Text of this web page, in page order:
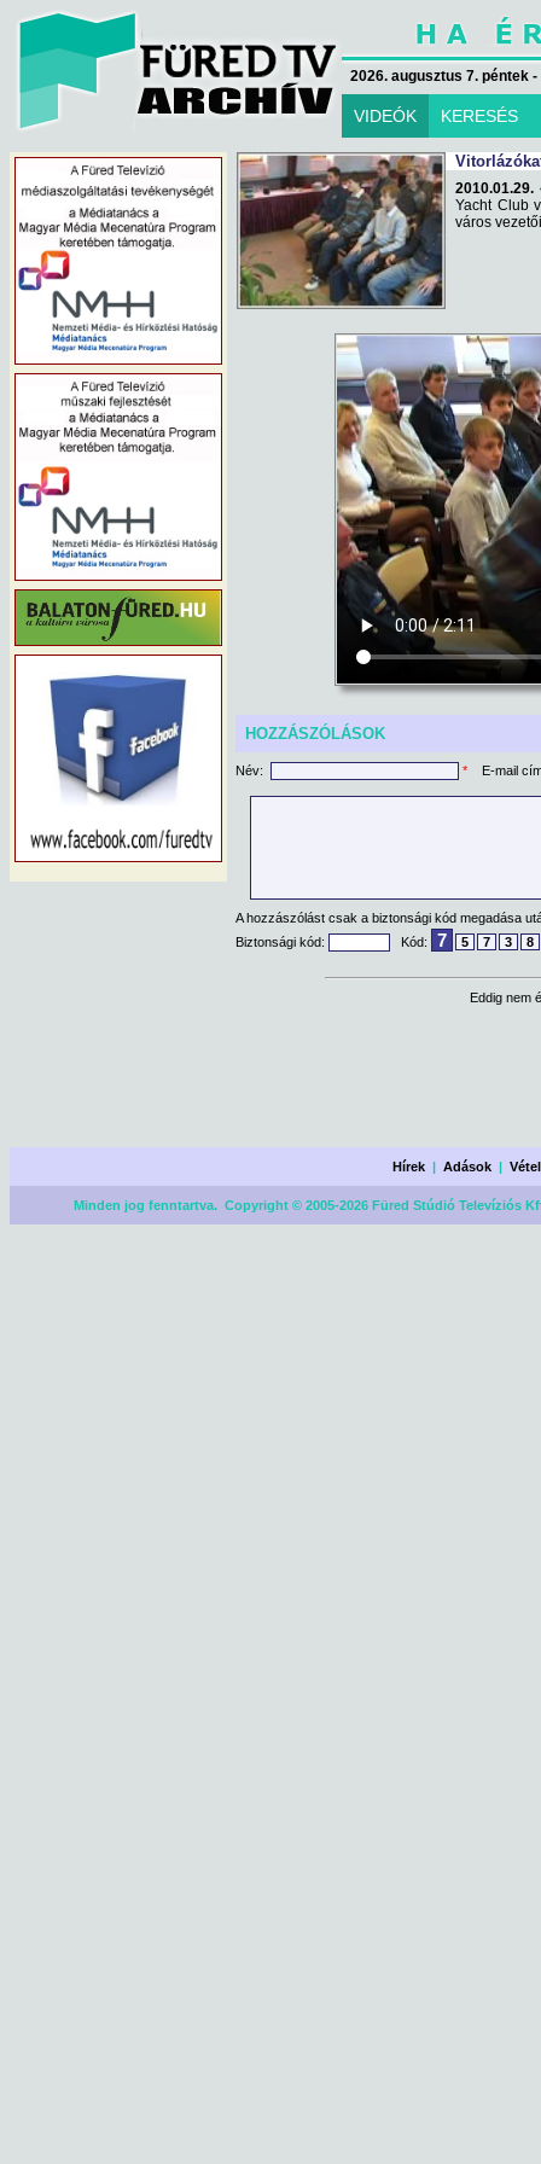
2026. augusztus 7. péntek
VIDEÓK KERESÉS
2010.01.29.
Yacht Club
város
HOZZÁSZÓLÁSOK
Név: * E-mail
A hozzászólást csak a biztonsági kód megadása
Biztonsági kód:
Kód: 7 5 7 3 8
Eddig nem
Hírek |Adások |
Minden jog fenntartva. Copyright © 2005-2026 Füred Stúdió Televíziós